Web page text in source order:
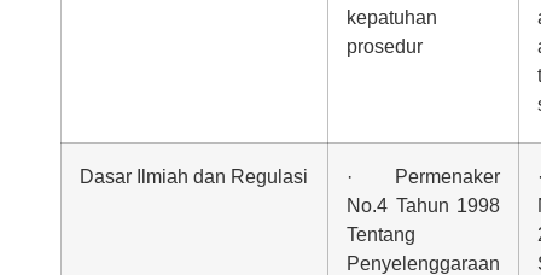
kepatuhan
prosedur
Dasar Ilmiah dan Regulasi
· Permenaker
No.4 Tahun 1998
Tentang
Penyelenggaraan